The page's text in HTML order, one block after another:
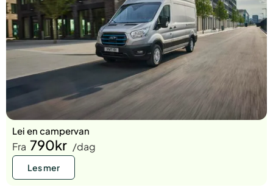
Lei en campervan
Fra 790kr /dag
Les mer